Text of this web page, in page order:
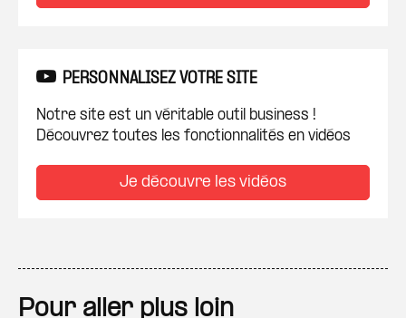
PERSONNALISEZ VOTRE SITE
Notre site est un véritable outil business !
Découvrez toutes les fonctionnalités en vidéos
Je découvre les vidéos
Pour aller plus loin